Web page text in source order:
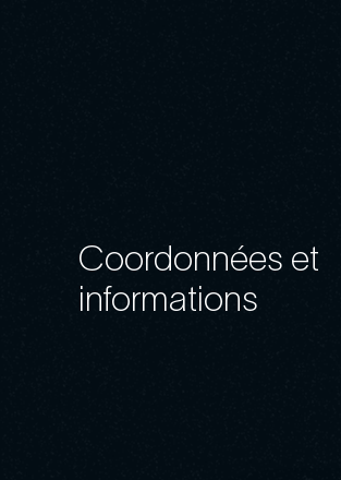
Coordonnées et
informations